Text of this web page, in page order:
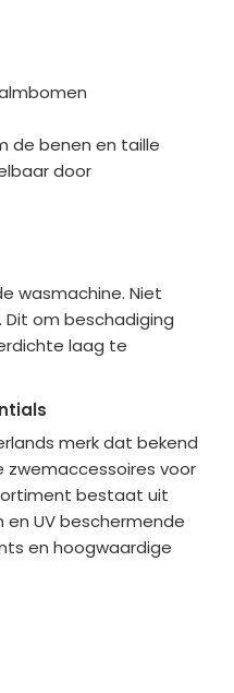
de benen en taille
door
wasmachine. Niet
Dit om beschadiging
laag te
merk dat bekend
zwemaccessoires voor
bestaat uit
en UV beschermende
en hoogwaardige